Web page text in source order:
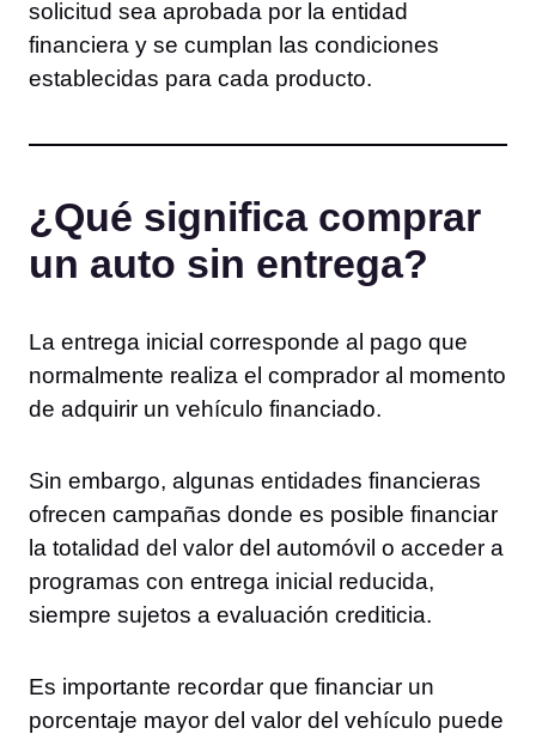
solicitud sea aprobada por la entidad
financiera y se cumplan las condiciones
establecidas para cada producto.
¿Qué significa comprar
un auto sin entrega?
La entrega inicial corresponde al pago que
normalmente realiza el comprador al momento
de adquirir un vehículo financiado.
Sin embargo, algunas entidades financieras
ofrecen campañas donde es posible financiar
la totalidad del valor del automóvil o acceder a
programas con entrega inicial reducida,
siempre sujetos a evaluación crediticia.
Es importante recordar que financiar un
porcentaje mayor del valor del vehículo puede